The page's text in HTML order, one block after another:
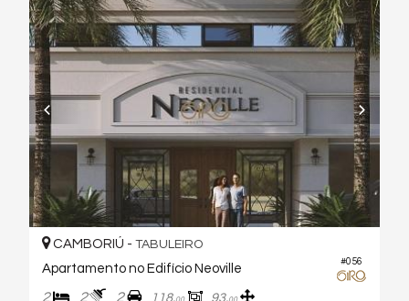
#056
CAMBORIÚ - TABULEIRO
Apartamento no Edifício Neoville
2 2 2 118,00 93,00